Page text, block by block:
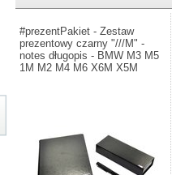
#prezentPakiet - Zestaw
prezentowy czarny "///M" -
notes długopis - BMW M3 M5
1M M2 M4 M6 X6M X5M